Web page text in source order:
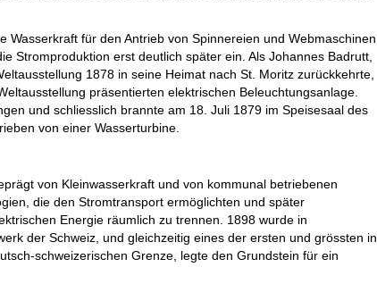
für den Antrieb von Spinnereien und Webmaschinen
Stromproduktion erst deutlich später ein. Als Johannes Badrutt,
1878 in seine Heimat nach St. Moritz zurückkehrte,
präsentierten elektrischen Beleuchtungsanlage.
und schliesslich brannte am 18. Juli 1879 im Speisesaal des
von einer Wasserturbine.
von Kleinwasserkraft und von kommunal betriebenen
die den Stromtransport ermöglichten und später
Energie räumlich zu trennen. 1898 wurde in
der Schweiz, und gleichzeitig eines der ersten und grössten in
schweizerischen Grenze, legte den Grundstein für ein